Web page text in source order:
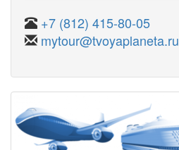
+7 (812) 415-80-05
mytour@tvoyaplaneta.ru